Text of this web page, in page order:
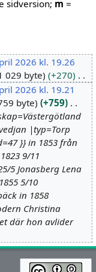
sidversion; m =
2026 kl. 19.26
029 byte
+270
2026 kl. 19.21
byte
+759
|typ=Torp
}} in 1853 från
9/11
5 Jonasberg Lena
5/10
in 1858
Christina
där hon avlider